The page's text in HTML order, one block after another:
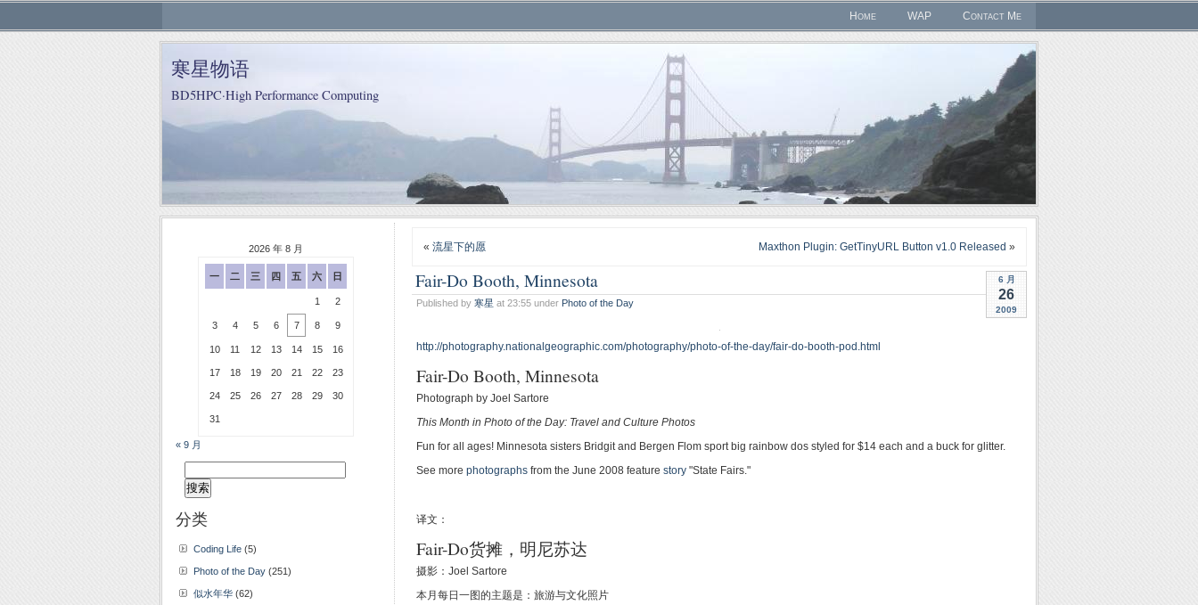
Home WAP Contact Me
寒星物语
BD5HPC·High Performance Computing
« 流星下的愿 Maxthon Plugin: GetTinyURL Button v1.0 Released »
6 月
26
2009
Fair-Do Booth, Minnesota
Published by 寒星 at 23:55 under Photo of the Day
http://photography.nationalgeographic.com/photography/photo-of-the-day/fair-do-booth-pod.html
Fair-Do Booth, Minnesota
Photograph by Joel Sartore
This Month in Photo of the Day: Travel and Culture Photos
Fun for all ages! Minnesota sisters Bridgit and Bergen Flom sport big rainbow dos styled for $14 each and a buck for glitter.
See more photographs from the June 2008 feature story "State Fairs."
译文：
Fair-Do货摊，明尼苏达
摄影：Joel Sartore
本月每日一图的主题是：旅游与文化照片
2026 年 8 月
一 二 三 四 五 六 日
1 2
3 4 5 6 7 8 9
10 11 12 13 14 15 16
17 18 19 20 21 22 23
24 25 26 27 28 29 30
31
« 9 月
索：
分类
Coding Life (5)
Photo of the Day (251)
似水年华 (62)